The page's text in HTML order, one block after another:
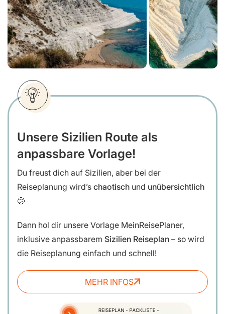
Unsere Sizilien Route als
anpassbare Vorlage!
Du freust dich auf Sizilien, aber bei der
Reiseplanung wird’s chaotisch und unübersichtlich
🫤
Dann hol dir unsere Vorlage MeinReisePlaner,
inklusive anpassbarem Sizilien Reiseplan – so wird
die Reiseplanung einfach und schnell!
MEHR INFOS